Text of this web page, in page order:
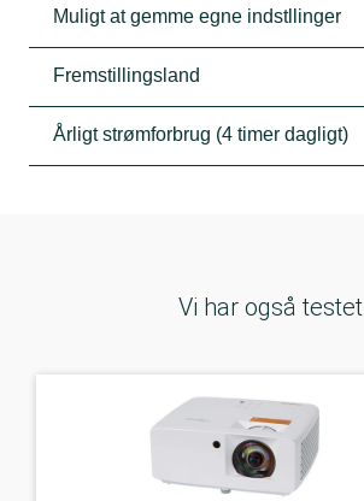
Muligt at gemme egne indstllinger
Fremstillingsland
Årligt strømforbrug (4 timer dagligt)
Vi har også testet